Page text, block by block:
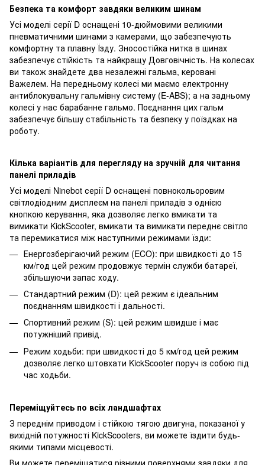
Безпека та комфорт завдяки великим шинам
Усі моделі серії D оснащені 10-дюймовими великими
пневматичними шинами з камерами, що забезпечують
комфортну та плавну Їзду. Зносостійка нитка в шинах
забезпечує стійкість та найкращу Довговічність. На колесах
ви також знайдете два незалежні гальма, керовані
Важелем. На передньому колесі ми маємо електронну
антиблокувальну гальмівну систему (E-ABS); а на задньому
колесі у нас барабанне гальмо. Поєднання цих гальм
забезпечує більшу стабільність та безпеку у поїздках на
роботу.
Кілька варіантів для перегляду на зручній для читання
панелі приладів
Усі моделі Ninebot серії D оснащені повнокольоровим
світлодіодним дисплеєм на панелі приладів з однією
кнопкою керування, яка дозволяє легко вмикати та
вимикати KickScooter, вмикати та вимикати переднє світло
та перемикатися між наступними режимами їзди:
Енергозберігаючий режим (ECO): при швидкості до 15
км/год цей режим продовжує термін служби батареї,
збільшуючи запас ходу.
Стандартний режим (D): цей режим є ідеальним
поєднанням швидкості і дальності.
Спортивний режим (S): цей режим швидше і має
потужніший привід.
Режим ходьби: при швидкості до 5 км/год цей режим
дозволяє легко штовхати KickScooter поруч із собою під
час ходьби.
Переміщуйтесь по всіх ландшафтах
З переднім приводом і стійкою тягою двигуна, показаної у
вихідній потужності KickScooters, ви можете їздити будь-
якими типами місцевості.